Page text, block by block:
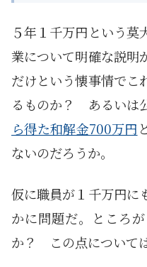
５年１千万円という莫
業について明確な説明
だけという懐事情でこ
るものか？ あるいは
ら得た和解金700万円
ないのだろうか。
仮に職員が１千万円に
かに問題だ。ところ
か？ この点について